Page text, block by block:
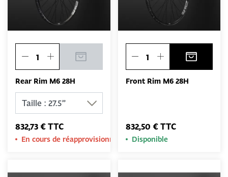
Rear Rim M6 28H
832,73 € TTC
En cours de réapprovisionnement
Front Rim M6 28H
832,50 € TTC
Disponible